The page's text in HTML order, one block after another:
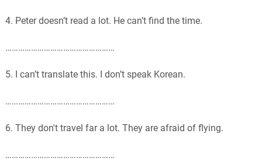
4. Peter doesn’t read a lot. He can’t find the time.
……………………………………………
5. I can’t translate this. I don’t speak Korean.
……………………………………………
6. They don't travel far a lot. They are afraid of flying.
……………………………………………